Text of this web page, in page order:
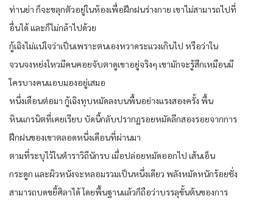
ท่านย่า ก็จะขลุกตัวอยู่ในห้องเพื่อฝึกฝนร่างกาย เขาไม่สามารถไปที่
อื่นได้ และก็ไม่กล้าไปด้วย
กู้เฉิงไม่แน่ใจว่าเป็นเพราะตนเองหวาดระแวงเกินไป หรือว่าใน
จวนจงหย่งโหวมีคนคอยจับตาดูเขาอยู่จริงๆ เขามักจะรู้สึกเหมือนมี
ใครบางคนแอบมองอยู่เสมอ
หนึ่งเดือนต่อมา กู้เฉิงทุบหมัดลงบนพื้นอย่างแรงสองครั้ง พื้น
หินแกรนิตที่เคยเรียบ บัดนี้กลับปรากฏรอยหมัดลึกสองรอยจากการ
ฝึกฝนของเขาตลอดหนึ่งเดือนที่ผ่านมา
ตามที่ระบุไว้ในตำราวิถีนักรบ เมื่อปล่อยหมัดออกไป เส้นเอ็น
กระดูก และผิวหนังจะหลอมรวมเป็นหนึ่งเดียว พลังหมัดหนักร้อยชั่ง
สามารถบดขยี้ศิลาได้ โดยพื้นฐานแล้วก็ถือว่าบรรลุขั้นต้นของการ